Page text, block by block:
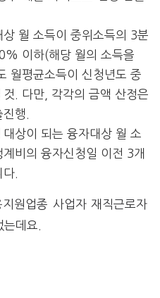
월 소득이 중위소득의 3분
이하(해당 월의 소득을
월평균소득이 신청년도 중
. 다만, 각각의 금액 산정은
행.
상이 되는 융자대상 월 소
비의 융자신청일 이전 3개
.
원업종 사업자 재직근로자
데요.